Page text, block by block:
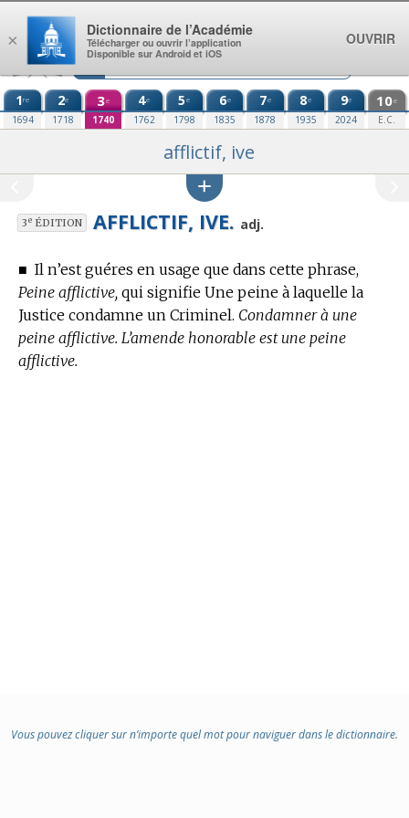
Aller au contenu
1re
1694
2e
1718
3e
1740
4e
1762
5e
1798
6e
1835
7e
1878
8e
1935
9e
2024
10e
E.C.
afflictif, ive
3eÉDITION AFFLICTIF, IVE. adj.
■ Il n’est guéres en usage que dans cette phrase,
Peine afflictive, qui signifie Une peine à laquelle la
Justice condamne un Criminel. Condamner à une
peine afflictive. L’amende honorable est une peine
afflictive.
Vous pouvez cliquer sur n’importe quel mot pour naviguer dans le dictionnaire.
×
Dictionnaire de l’Académie
Télécharger ou ouvrir l’application
Disponible sur Android et iOS
OUVRIR